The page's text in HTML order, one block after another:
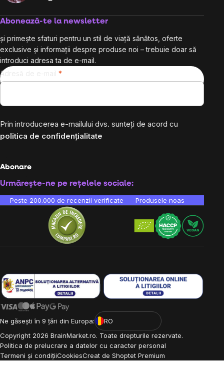
Abonează-te la newsletter
și primește sfaturi pentru un stil de viață sănătos, oferte
exclusive și informații despre produse noi – trebuie doar să
introduci adresa ta de e-mail.
Adresă de e-mail
Prin introducerea e-mailului dvs. sunteți de acord cu
politica de confidențialitate
Abonare
Urmărește-ne pe rețelele sociale:
Peste 200.000 de recenzii verificate Produsele noastre sunt
Ne găsești în 9 țări din Europa:
RO
Copyright 2026 BrainMarket.ro. Toate drepturile rezervate.
Politica de prelucrare a datelor cu caracter personal
Termeni și condițiiCookiesCreat de Shoptet Premium